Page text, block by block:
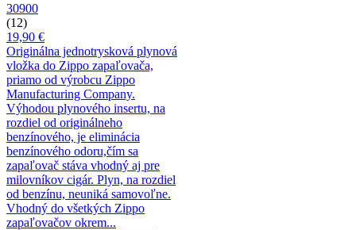
30900
(12)
19,90 €
Originálna jednotrysková plynová
vložka do Zippo zapaľovača,
priamo od výrobcu Zippo
Manufacturing Company.
Výhodou plynového insertu, na
rozdiel od originálneho
benzínového, je eliminácia
benzínového odoru,čím sa
zapaľovač stáva vhodný aj pre
milovníkov cigár. Plyn, na rozdiel
od benzínu, neuniká samovoľne.
Vhodný do všetkých Zippo
zapaľovačov okrem...